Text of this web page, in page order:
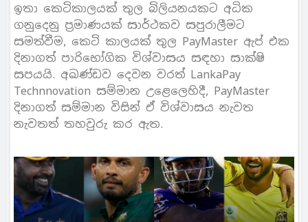
ඉතා කෙටිකාලයක් තුල බිලියනයකට අධික
ගනුදෙනු ප්‍රමාණයක් සාර්ථකව සපුරාලීමට
සමත්වීම, කෙටි කාලයක් තුල PayMaster ඇප් එක
දිනාගත් පාරිභෝගික විශ්වාසය සඳහා සාක්ෂි
සපයයි. අඛණ්ඩව දෙවන වරත් LankaPay
Technnovation සම්මාන උළෙලෙහිදී, PayMaster
දිනාගත් සම්මාන විසින් ඒ විශ්වාසය නැවත
නැවතත් තහවුරු කර ඇත.